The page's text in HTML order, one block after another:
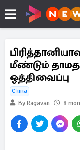
மீண்டும்
ஒத்திவைப்பு
China
By Ragavan
8